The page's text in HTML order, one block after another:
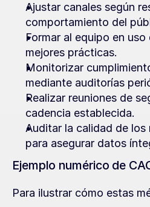
Ajustar canales según
comportamiento del
Formar al equipo en
mejores prácticas.
Monitorizar
mediante auditorías
Realizar reuniones de
cadencia establecida.
Auditar la calidad de los
para asegurar datos
Ejemplo numérico de
Para ilustrar cómo estas